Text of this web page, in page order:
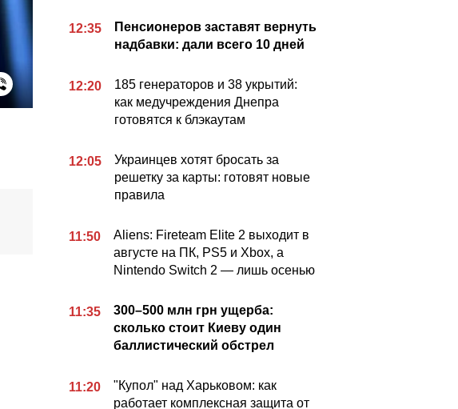
12:35
Пенсионеров заставят вернуть
надбавки: дали всего 10 дней
12:20
185 генераторов и 38 укрытий:
как медучреждения Днепра
готовятся к блэкаутам
12:05
Украинцев хотят бросать за
решетку за карты: готовят новые
правила
11:50
Aliens: Fireteam Elite 2 выходит в
августе на ПК, PS5 и Xbox, а
Nintendo Switch 2 — лишь осенью
11:35
300–500 млн грн ущерба:
сколько стоит Киеву один
баллистический обстрел
11:20
"Купол" над Харьковом: как
работает комплексная защита от